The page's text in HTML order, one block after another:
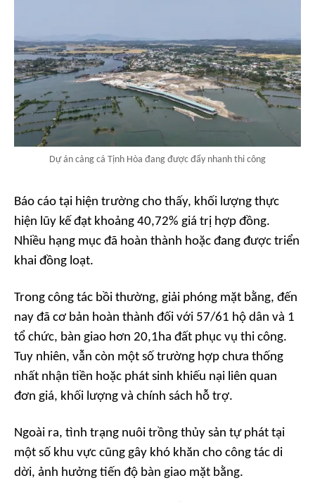
Dự án cảng cá Tịnh Hòa đang được đẩy nhanh thi công
Báo cáo tại hiện trường cho thấy, khối lượng thực
hiện lũy kế đạt khoảng 40,72% giá trị hợp đồng.
Nhiều hạng mục đã hoàn thành hoặc đang được triển
khai đồng loạt.
Trong công tác bồi thường, giải phóng mặt bằng, đến
nay đã cơ bản hoàn thành đối với 57/61 hộ dân và 1
tổ chức, bàn giao hơn 20,1ha đất phục vụ thi công.
Tuy nhiên, vẫn còn một số trường hợp chưa thống
nhất nhận tiền hoặc phát sinh khiếu nại liên quan
đơn giá, khối lượng và chính sách hỗ trợ.
Ngoài ra, tình trạng nuôi trồng thủy sản tự phát tại
một số khu vực cũng gây khó khăn cho công tác di
dời, ảnh hưởng tiến độ bàn giao mặt bằng.